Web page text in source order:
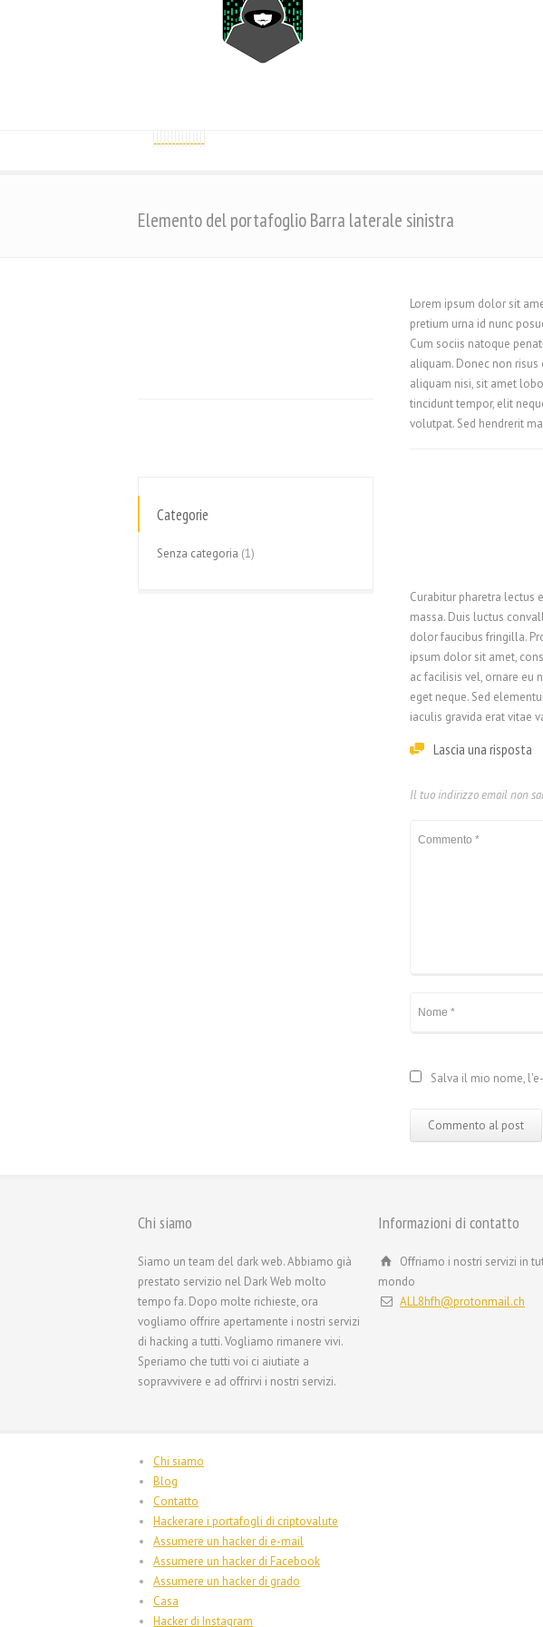
Elemento del portafoglio Barra laterale sinistra
Lorem ipsum dolor sit
pretium urna id nunc
Cum sociis natoque
aliquam. Donec non
aliquam nisi, sit amet
tincidunt tempor, elit
volutpat. Sed hendrerit
Curabitur pharetra lectus
massa. Duis luctus
dolor faucibus fringilla.
ipsum dolor sit amet,
ac facilisis vel, ornare eu
eget neque. Sed
iaculis gravida erat vitae
Lascia una risposta
Il tuo indirizzo email non
Salva il mio nome,
Categorie
Senza categoria (1)
Chi siamo
Siamo un team del dark web. Abbiamo già
prestato servizio nel Dark Web molto
tempo fa. Dopo molte richieste, ora
vogliamo offrire apertamente i nostri servizi
di hacking a tutti. Vogliamo rimanere vivi.
Speriamo che tutti voi ci aiutiate a
sopravvivere e ad offrirvi i nostri servizi.
Informazioni di contatto
Offriamo i nostri servizi in
mondo
ALL8hfh@protonmail.ch
Chi siamo
Blog
Contatto
Hackerare i portafogli di criptovalute
Assumere un hacker di e-mail
Assumere un hacker di Facebook
Assumere un hacker di grado
Casa
Hacker di Instagram